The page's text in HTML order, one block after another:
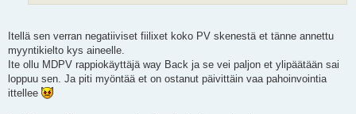
Itellä sen verran negatiiviset fiilixet koko PV skenestä et tänne annettu
myyntikielto kys aineelle.
Ite ollu MDPV rappiokäyttäjä way Back ja se vei paljon et ylipäätään sai
loppuu sen. Ja piti myöntää et on ostanut päivittäin vaa pahoinvointia
ittellee